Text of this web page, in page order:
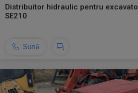
Distribuitor hidraulic pentru
SE210
Sună